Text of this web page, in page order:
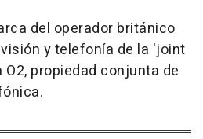
del operador británico
y telefonía de la 'joint
propiedad conjunta de